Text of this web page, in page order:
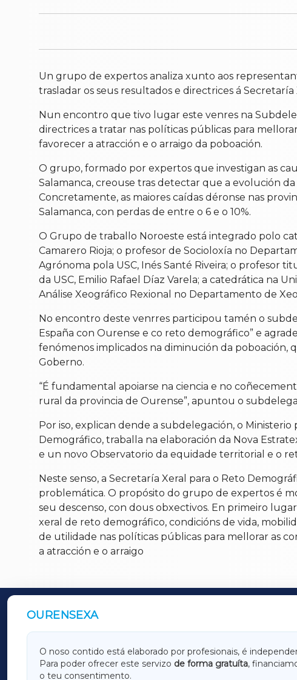
Un grupo de expertos analiza xunto aos
trasladar os seus resultados e directrices á
Nun encontro que tivo lugar este venres na
directrices a tratar nas políticas públicas para
favorecer a atracción e o arraigo da poboación.
O grupo, formado por expertos que investigan as
Salamanca, creouse tras detectar que a evolución
Concretamente, as maiores caídas déronse nas
Salamanca, con perdas de entre o 6 e o 10%.
O Grupo de traballo Noroeste está integrado polo
Camarero Rioja; o profesor de Socioloxía no
Agrónoma pola USC, Inés Santé Riveira; o profesor
da USC, Emilio Rafael Díaz Varela; a catedrática na
Análise Xeográfico Rexional no Departamento de
No encontro deste venrres participou tamén o
España con Ourense e co reto demográfico” e
fenómenos implicados na diminución da poboación,
Goberno.
“É fundamental apoiarse na ciencia e no
rural da provincia de Ourense”, apuntou o
Por iso, explican dende a subdelegación, o
Demográfico, traballa na elaboración da Nova
e un novo Observatorio da equidade territorial e o
Neste senso, a Secretaría Xeral para o Reto
problemática. O propósito do grupo de expertos é
seu descenso, con dous obxectivos. En primeiro
xeral de reto demográfico, condicións de vida,
de utilidade nas políticas públicas para mellorar as
a atracción e o arraigo
OURENSEXA
O noso contido está elaborado por profesionais, é
Para poder ofrecer este servizo de forma gratuíta,
o teu consentimento.
OUTROS PERIÓDICOS
GALICIAXA LUGOXA
AMARIÑAXA